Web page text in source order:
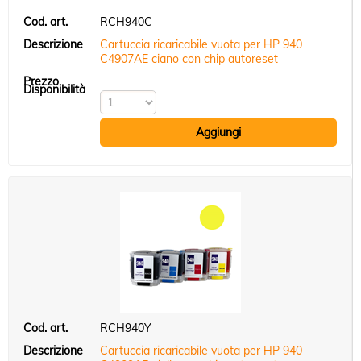
RCH940C
Cartuccia ricaricabile vuota per HP 940
C4907AE ciano con chip autoreset
RCH940Y
Cartuccia ricaricabile vuota per HP 940